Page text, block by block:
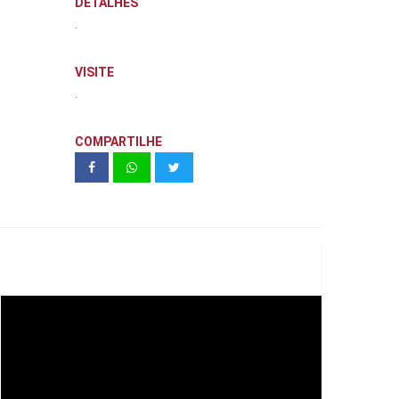
VISITE
COMPARTILHE
Teaser Instituto Wilson Mello